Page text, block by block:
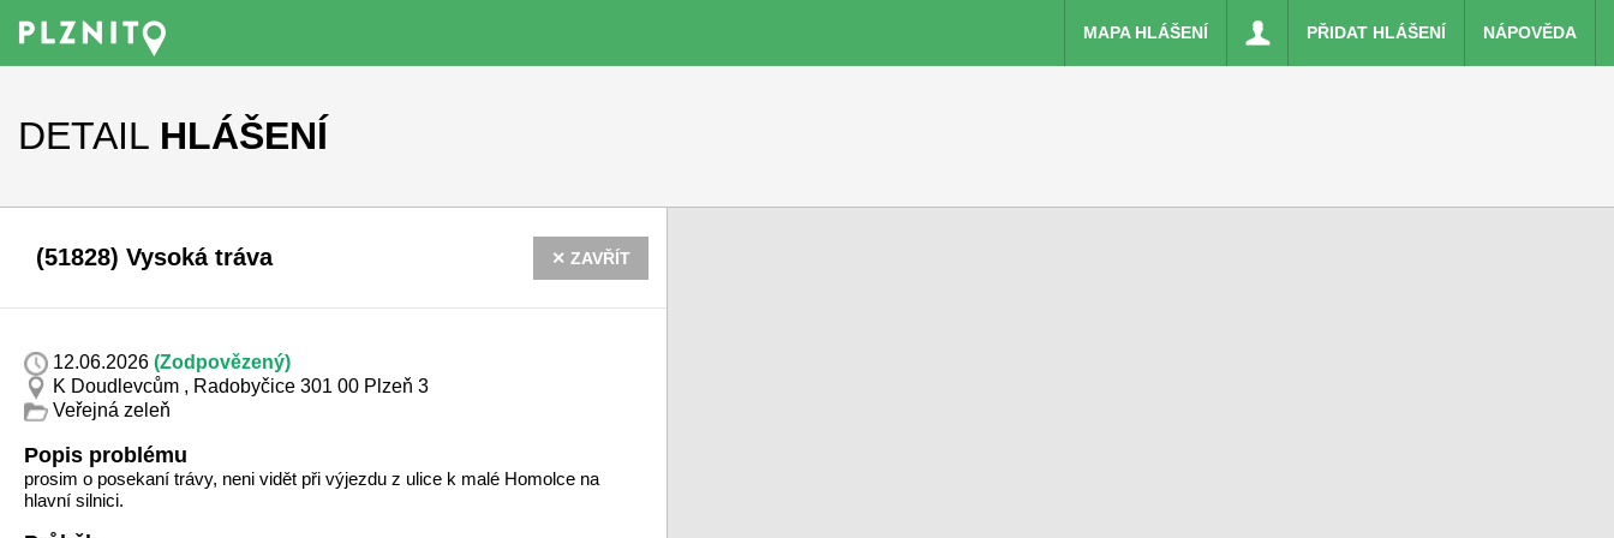
NÁPOVĚDA
PŘIDAT HLÁŠENÍ
MAPA HLÁŠENÍ
DETAIL HLÁŠENÍ
(51828) Vysoká tráva ✕ ZAVŘÍT
12.06.2026 (Zodpovězený)
K Doudlevcům , Radobyčice 301 00 Plzeň 3
Veřejná zeleň
Popis problému
prosim o posekaní trávy, neni vidět při výjezdu z ulice k malé Homolce na
hlavní silnici.